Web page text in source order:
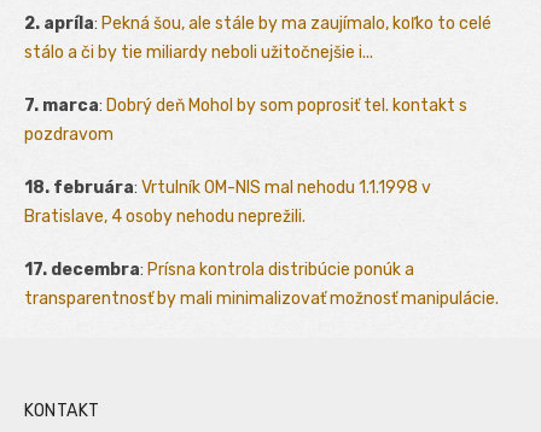
2. apríla: Pekná šou, ale stále by ma zaujímalo, koľko to celé
stálo a či by tie miliardy neboli užitočnejšie i...
7. marca: Dobrý deň Mohol by som poprosiť tel. kontakt s
pozdravom
18. februára: Vrtulník OM-NIS mal nehodu 1.1.1998 v
Bratislave, 4 osoby nehodu neprežili.
17. decembra: Prísna kontrola distribúcie ponúk a
transparentnosť by mali minimalizovať možnosť manipulácie.
KONTAKT